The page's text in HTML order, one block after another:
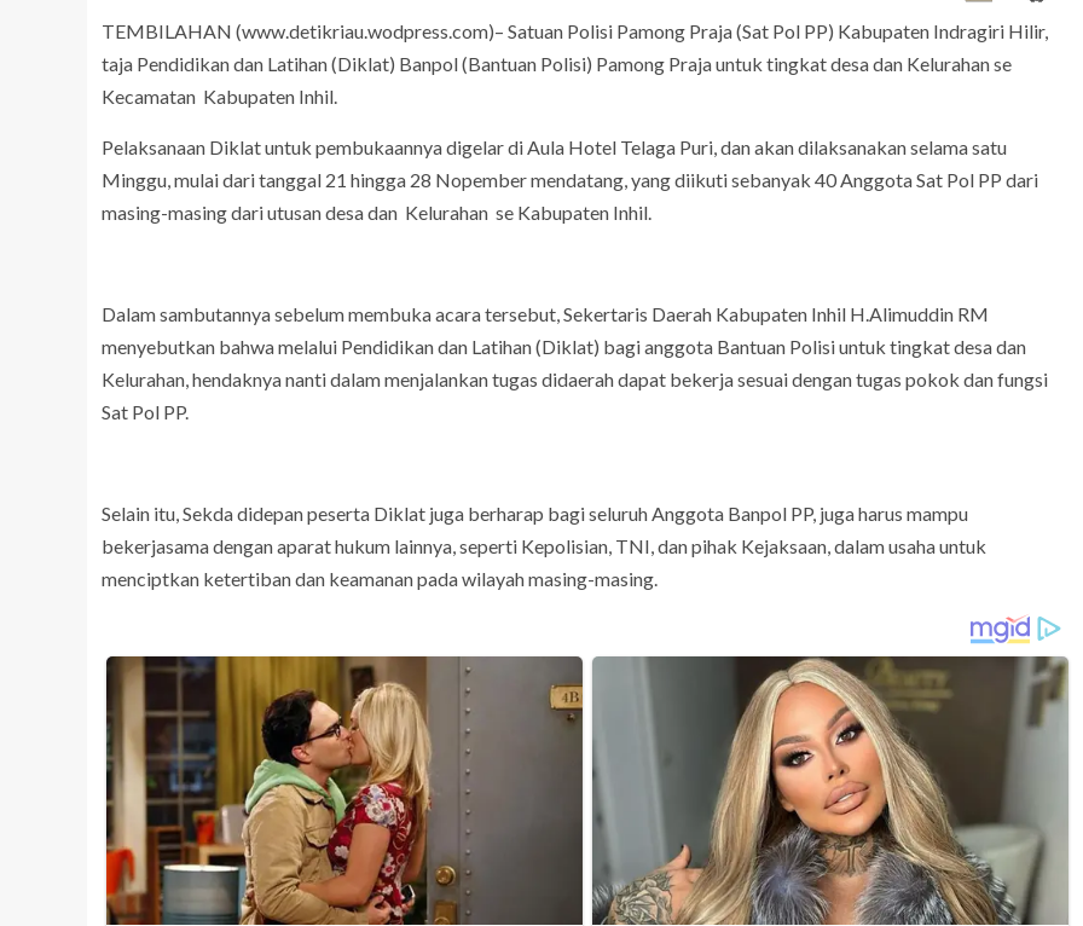
TEMBILAHAN (www.detikriau.wodpress.com)– Satuan Polisi Pamong Praja (Sat Pol PP) Kabupaten Indragiri Hilir,
taja Pendidikan dan Latihan (Diklat) Banpol (Bantuan Polisi) Pamong Praja untuk tingkat desa dan Kelurahan se
Kecamatan Kabupaten Inhil.
Pelaksanaan Diklat untuk pembukaannya digelar di Aula Hotel Telaga Puri, dan akan dilaksanakan selama satu
Minggu, mulai dari tanggal 21 hingga 28 Nopember mendatang, yang diikuti sebanyak 40 Anggota Sat Pol PP dari
masing-masing dari utusan desa dan Kelurahan se Kabupaten Inhil.
Dalam sambutannya sebelum membuka acara tersebut, Sekertaris Daerah Kabupaten Inhil H.Alimuddin RM
menyebutkan bahwa melalui Pendidikan dan Latihan (Diklat) bagi anggota Bantuan Polisi untuk tingkat desa dan
Kelurahan, hendaknya nanti dalam menjalankan tugas didaerah dapat bekerja sesuai dengan tugas pokok dan fungsi
Sat Pol PP.
Selain itu, Sekda didepan peserta Diklat juga berharap bagi seluruh Anggota Banpol PP, juga harus mampu
bekerjasama dengan aparat hukum lainnya, seperti Kepolisian, TNI, dan pihak Kejaksaan, dalam usaha untuk
menciptkan ketertiban dan keamanan pada wilayah masing-masing.
Jika APBD Inhil
ARTIKEL
Jatuh
ARTIKEL
di Sekolah Umum, Temasuk TK